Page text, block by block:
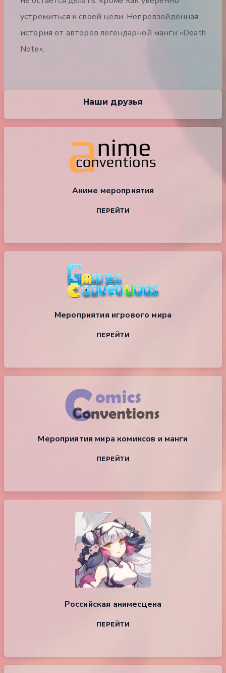
устремиться к своей цели. Непревзойдённая
история от авторов легендарной манги «Death
Note».
Наши друзья
Аниме мероприятия
ПЕРЕЙТИ
Мероприятия игрового мира
ПЕРЕЙТИ
Мероприятия мира комиксов и манги
ПЕРЕЙТИ
Российская анимесцена
ПЕРЕЙТИ